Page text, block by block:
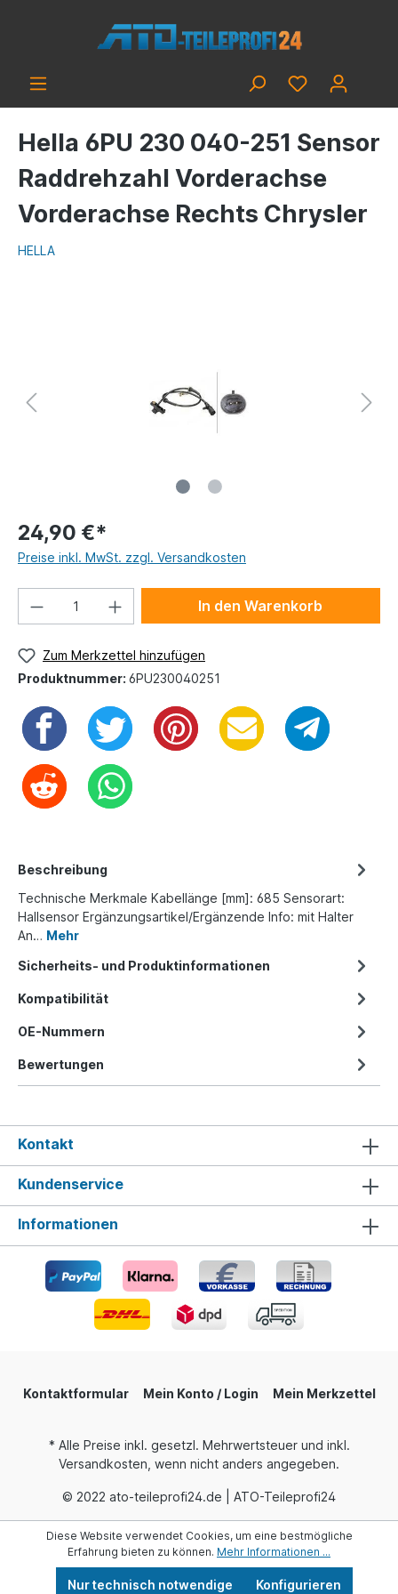
Hella 6PU 230 040-251 Sensor
Raddrehzahl Vorderachse
Vorderachse Rechts Chrysler
HELLA
24,90 €*
Preise inkl. MwSt. zzgl. Versandkosten
In den Warenkorb
Zum Merkzettel hinzufügen
Produktnummer: 6PU230040251
Beschreibung
Technische Merkmale Kabellänge [mm]: 685 Sensorart:
Hallsensor Ergänzungsartikel/Ergänzende Info: mit Halter
An… Mehr
Sicherheits- und Produktinformationen
Kompatibilität
OE-Nummern
Bewertungen
Kontakt
Kundenservice
Informationen
Kontaktformular Mein Konto / Login Mein Merkzettel
* Alle Preise inkl. gesetzl. Mehrwertsteuer und inkl.
Versandkosten, wenn nicht anders angegeben.
© 2022 ato-teileprofi24.de | ATO-Teileprofi24
Diese Website verwendet Cookies, um eine bestmögliche
Erfahrung bieten zu können. Mehr Informationen ...
Nur technisch notwendige Konfigurieren